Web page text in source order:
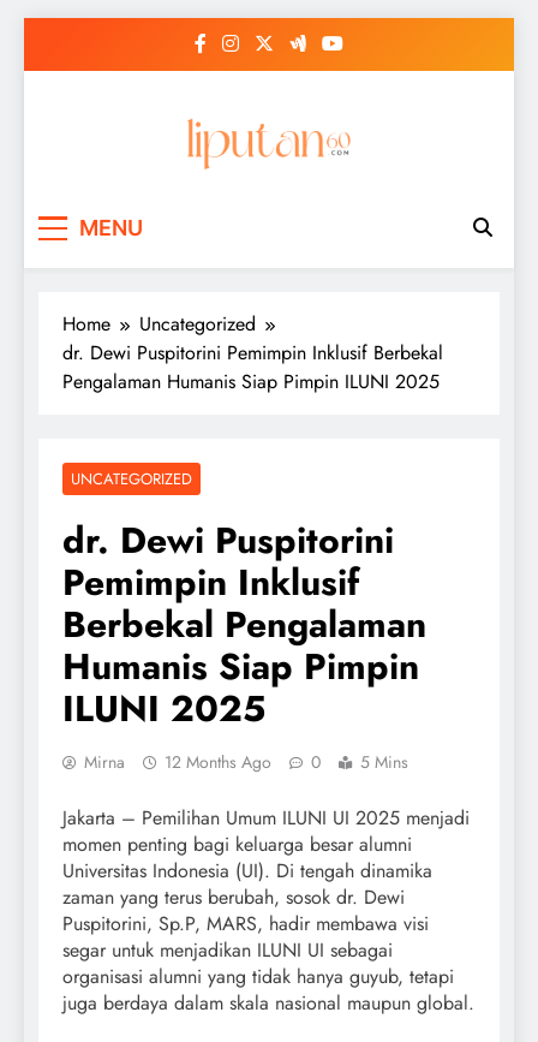
MENU
Home
Uncategorized
dr. Dewi Puspitorini Pemimpin Inklusif Berbekal
Pengalaman Humanis Siap Pimpin ILUNI 2025
UNCATEGORIZED
dr. Dewi Puspitorini
Pemimpin Inklusif
Berbekal Pengalaman
Humanis Siap Pimpin
ILUNI 2025
Mirna 12 Months Ago 0 5 Mins
Jakarta – Pemilihan Umum ILUNI UI 2025 menjadi
momen penting bagi keluarga besar alumni
Universitas Indonesia (UI). Di tengah dinamika
zaman yang terus berubah, sosok dr. Dewi
Puspitorini, Sp.P, MARS, hadir membawa visi
segar untuk menjadikan ILUNI UI sebagai
organisasi alumni yang tidak hanya guyub, tetapi
juga berdaya dalam skala nasional maupun global.